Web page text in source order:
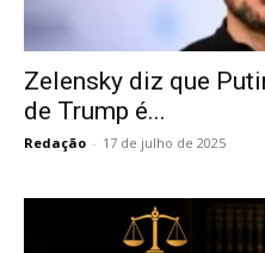
Zelensky diz que
de Trump é...
Redação - 17 de julho de 2025